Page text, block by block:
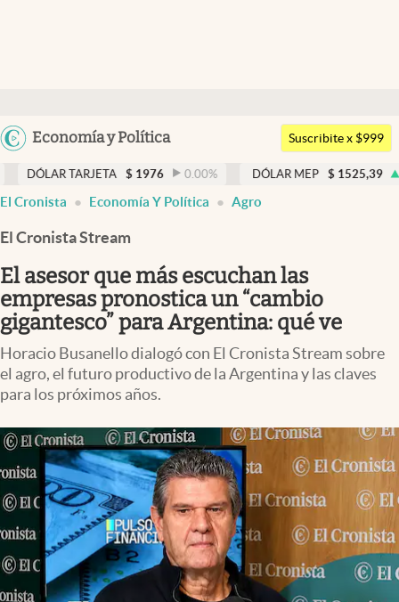
Argentina
Economía y Política
Members
Economía y Política
Finanzas y Mercados
Mercados Online
Negocios
Columnistas
Apertura
Clase
Clima
Mundial 2026
Eventos Corporativos
El Cronista Studio
Suscribite x $999
$ 1976 0.00% DÓLAR MEP $ 1525,39 0.39%
El Cronista Economía Y Política Agro
El Cronista Stream
El asesor que más escuchan las
empresas pronostica un “cambio
gigantesco” para Argentina: qué ve
Horacio Busanello dialogó con El Cronista Stream sobre
el agro, el futuro productivo de la Argentina y las claves
para los próximos años.